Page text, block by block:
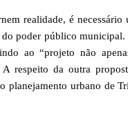
realidade, é necessário
poder público municipal.
ao “projeto não
respeito da outra
urbano de